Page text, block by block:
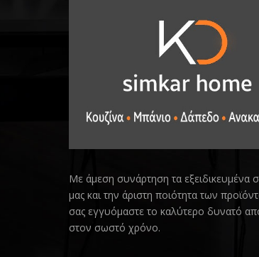
Με άμεση συνάρτηση τα εξειδικευμένα
μας και την άριστη ποιότητα των
σας εγγυόμαστε το καλύτερο δυνατό
στον σωστό χρόνο.